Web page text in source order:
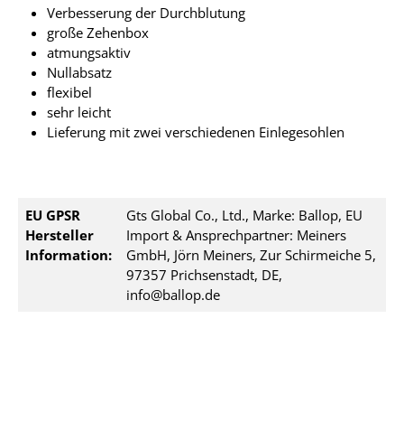
Verbesserung der Durchblutung
große Zehenbox
atmungsaktiv
Nullabsatz
flexibel
sehr leicht
Lieferung mit zwei verschiedenen Einlegesohlen
EU GPSR
Hersteller
Information:
Gts Global Co., Ltd., Marke: Ballop, EU
Import & Ansprechpartner: Meiners
GmbH, Jörn Meiners, Zur Schirmeiche 5,
97357 Prichsenstadt, DE,
info@ballop.de